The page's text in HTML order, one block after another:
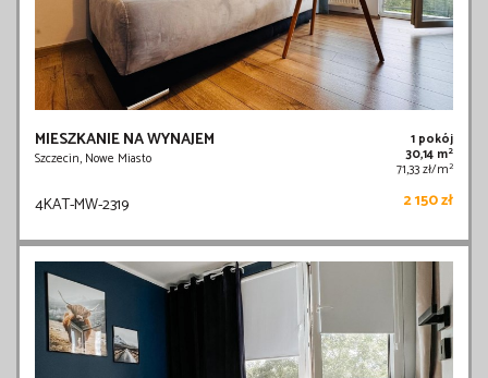
MIESZKANIE NA WYNAJEM
Szczecin, Nowe Miasto
1 pokój
30,14 m2
71,33 zł/m2
4KAT-MW-2319 2 150 zł